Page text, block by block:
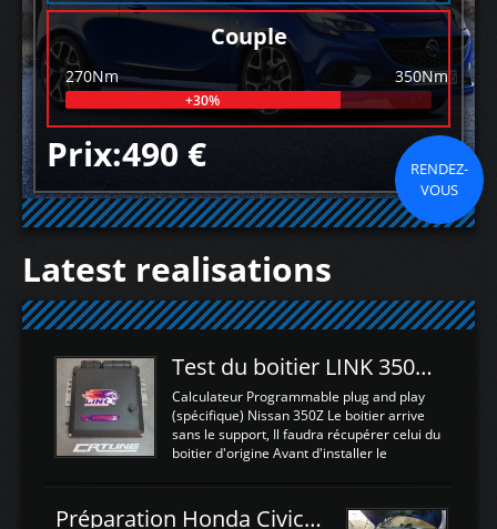
Couple
270Nm 350Nm
+30%
Prix:490 €
RENDEZ-
VOUS
Latest realisations
Test du boitier LINK 350Z Plugin ECU
Calculateur Programmable plug and play
(spécifique) Nissan 350Z Le boitier arrive
sans le support, Il faudra récupérer celui du
boitier d'origine Avant d'installer le
d'envoyer l'information de la large bande
Préparation Honda Civic Type R FK2